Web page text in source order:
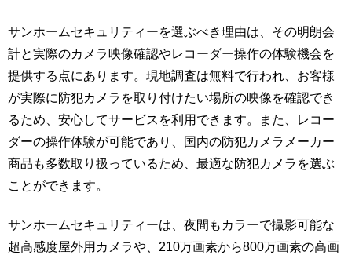
サンホームセキュリティーを選ぶべき理由は、その明朗会
計と実際のカメラ映像確認やレコーダー操作の体験機会を
提供する点にあります。現地調査は無料で行われ、お客様
が実際に防犯カメラを取り付けたい場所の映像を確認でき
るため、安心してサービスを利用できます。また、レコー
ダーの操作体験が可能であり、国内の防犯カメラメーカー
商品も多数取り扱っているため、最適な防犯カメラを選ぶ
ことができます。
サンホームセキュリティーは、夜間もカラーで撮影可能な
超高感度屋外用カメラや、210万画素から800万画素の高画